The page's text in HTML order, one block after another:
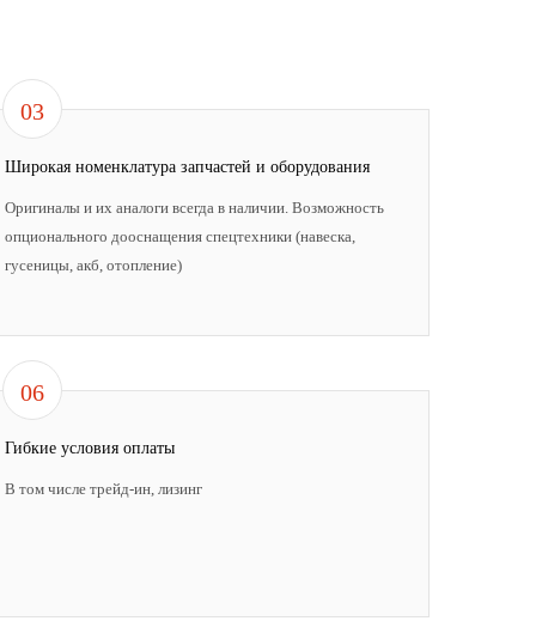
03
Широкая номенклатура запчастей и оборудования
Оригиналы и их аналоги всегда в наличии. Возможность
опционального дооснащения спецтехники (навеска,
гусеницы, акб, отопление)
06
Гибкие условия оплаты
В том числе трейд-ин, лизинг